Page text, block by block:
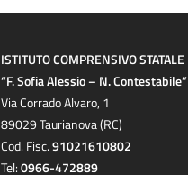
ISTITUTO COMPRENSIVO STATALE
“F. Sofia Alessio – N. Contestabile”
Via Corrado Alvaro, 1
89029 Taurianova (RC)
Cod. Fisc.91021610802
Tel:0966-472889